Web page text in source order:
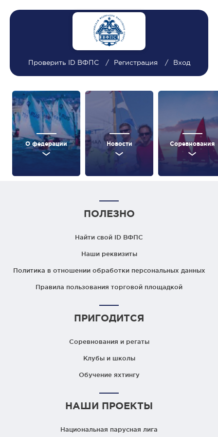
Проверить ID ВФПС Регистрация Вход
О федерации Новости Соревнования
ПОЛЕЗНО
Найти свой ID ВФПС
Наши реквизиты
Политика в отношении обработки персональных данных
Правила пользования торговой площадкой
ПРИГОДИТСЯ
Соревнования и регаты
Клубы и школы
Обучение яхтингу
НАШИ ПРОЕКТЫ
Национальная парусная лига